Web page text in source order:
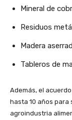
Mineral de
Residuos
Madera
Tableros de
Además, el
hasta 10 años
agroindustria